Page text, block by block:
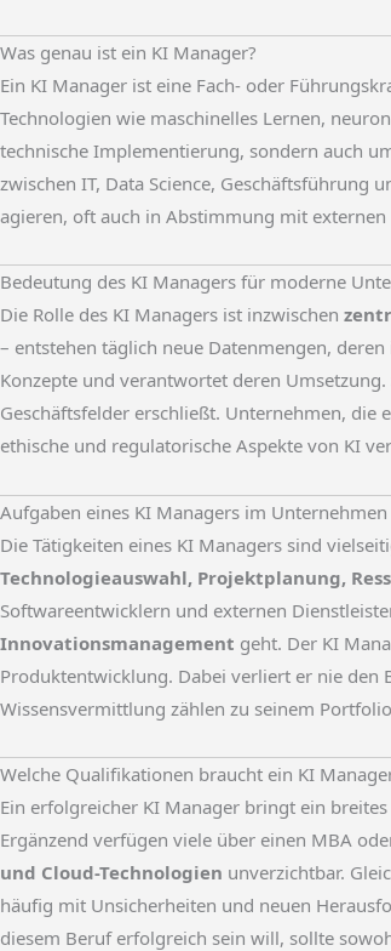
Was genau ist ein KI Manager?
Ein KI Manager ist eine Fach- oder
Technologien wie maschinelles Lernen,
technische Implementierung, sondern auch
zwischen IT, Data Science, Geschäftsführung
agieren, oft auch in Abstimmung mit
Bedeutung des KI Managers für moderne
Die Rolle des KI Managers ist inzwischen
– entstehen täglich neue Datenmengen,
Konzepte und verantwortet deren Umsetzung.
Geschäftsfelder erschließt. Unternehmen, die
ethische und regulatorische Aspekte von KI
Aufgaben eines KI Managers im Unternehmen
Die Tätigkeiten eines KI Managers sind
Technologieauswahl, Projektplanung,
Softwareentwicklern und externen
Innovationsmanagement geht. Der KI
Produktentwicklung. Dabei verliert er nie den
Wissensvermittlung zählen zu seinem
Welche Qualifikationen braucht ein KI
Ein erfolgreicher KI Manager bringt ein
Ergänzend verfügen viele über einen MBA
und Cloud-Technologien unverzichtbar.
häufig mit Unsicherheiten und neuen
diesem Beruf erfolgreich sein will, sollte